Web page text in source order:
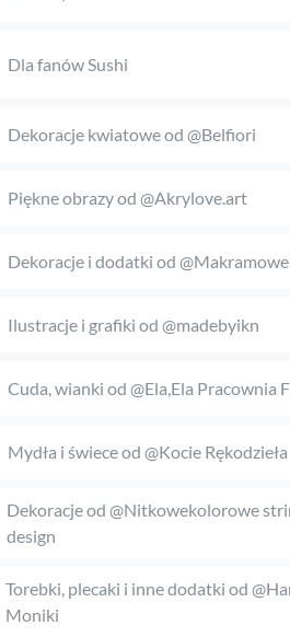
Dla fanów Sushi
Dekoracje kwiatowe od @Belfiori
Piękne obrazy od @Akrylove.art
Dekoracje i dodatki od
Ilustracje i grafiki od @madebyikn
Cuda, wianki od @Ela,Ela Pracownia
Mydła i świece od @Kocie Rękodzieła
Dekoracje od @Nitkowekolorowe
design
Torebki, plecaki i inne dodatki od
Moniki